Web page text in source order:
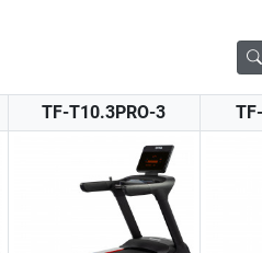
TF-T10.3PRO-3